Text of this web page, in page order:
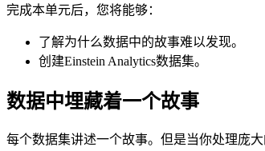
完成本单元后，您将能够：
了解为什么数据中的故事难以发现。
创建Einstein Analytics数据集。
数据中埋藏着一个故事
每个数据集讲述一个故事。但是当你处理庞